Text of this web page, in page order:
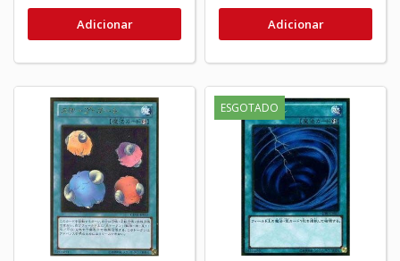
Adicionar Adicionar
ESGOTADO